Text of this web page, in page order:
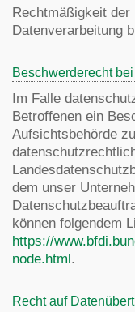
Rechtmäßigkeit
Datenverarbeitung
Beschwerderecht
Im Falle
Betroffenen ein
Aufsichtsbehörde
dem unser
können folgendem
https://
node.html.
Recht auf